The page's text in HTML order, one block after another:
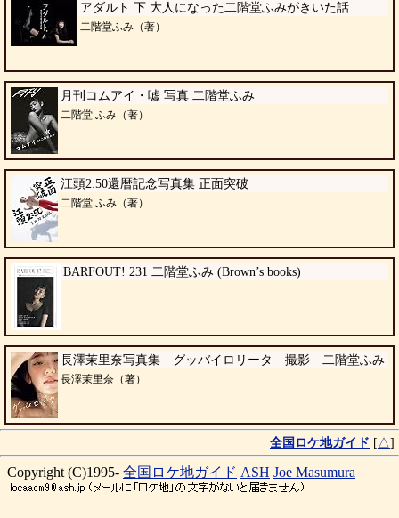
アダルト 下 大人になった二階堂ふみがきいた話
二階堂ふみ（著）
月刊コムアイ・嘘 写真 二階堂ふみ
二階堂 ふみ（著）
江頭2:50還暦記念写真集 正面突破
二階堂 ふみ（著）
BARFOUT! 231 二階堂ふみ (Brown’s books)
長澤茉里奈写真集 グッバイロリータ 撮影 二階堂ふみ
長澤茉里奈（著）
全国ロケ地ガイド [△]
Copyright (C)1995- 全国ロケ地ガイド ASH Joe Masumura